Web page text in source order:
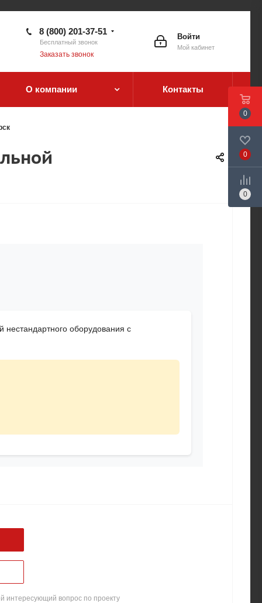
Войти
Мой кабинет
8 (800) 201-37-51
Бесплатный звонок
Заказать звонок
О компании Контакты
оборудования с
интересующий вопрос по проекту
0
0
0